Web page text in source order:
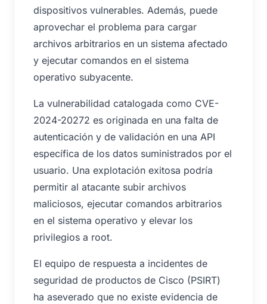
dispositivos vulnerables. Además, puede
aprovechar el problema para cargar
archivos arbitrarios en un sistema afectado
y ejecutar comandos en el sistema
operativo subyacente.
La vulnerabilidad catalogada como CVE-
2024-20272 es originada en una falta de
autenticación y de validación en una API
específica de los datos suministrados por el
usuario. Una explotación exitosa podría
permitir al atacante subir archivos
maliciosos, ejecutar comandos arbitrarios
en el sistema operativo y elevar los
privilegios a root.
El equipo de respuesta a incidentes de
seguridad de productos de Cisco (PSIRT)
ha aseverado que no existe evidencia de